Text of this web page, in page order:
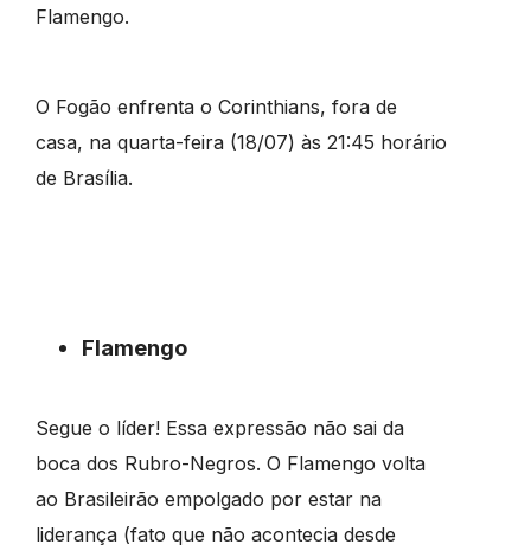
Flamengo.
O Fogão enfrenta o Corinthians, fora de
casa, na quarta-feira (18/07) às 21:45 horário
de Brasília.
Flamengo
Segue o líder! Essa expressão não sai da
boca dos Rubro-Negros. O Flamengo volta
ao Brasileirão empolgado por estar na
liderança (fato que não acontecia desde